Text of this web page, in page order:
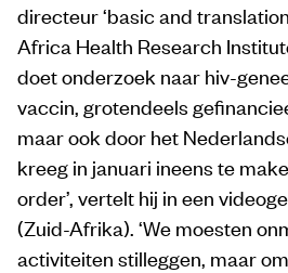
directeur ‘basic and
Africa Health Research
doet onderzoek naar hiv-
vaccin, grotendeels
maar ook door het
kreeg in januari ineens te
order’, vertelt hij in een
(Zuid-Afrika). ‘We moesten
activiteiten stilleggen, maar